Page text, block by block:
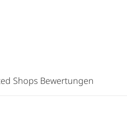
Shops Bewertungen